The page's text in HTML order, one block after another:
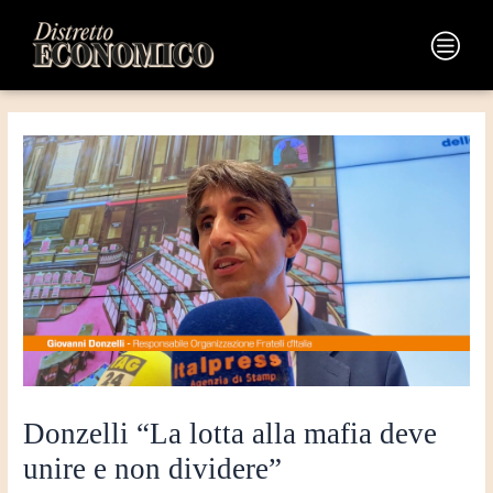
contenuto
Main
Menu
Donzelli “La lotta alla mafia deve
unire e non dividere”
articoli